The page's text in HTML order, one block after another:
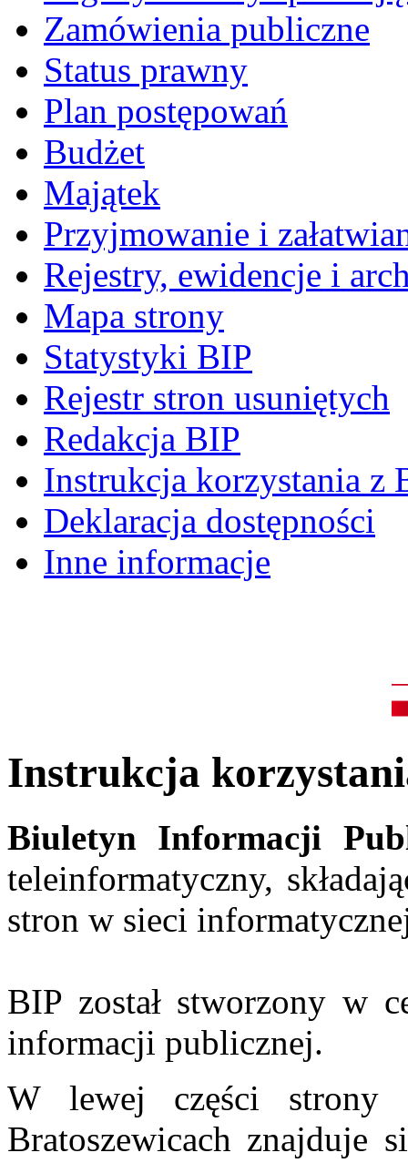
Zamówienia publiczne
Status prawny
Plan postępowań
Budżet
Majątek
Przyjmowanie i
Rejestry, ewidencje i
Mapa strony
Statystyki BIP
Rejestr stron usuniętych
Redakcja BIP
Instrukcja korzystania z
Deklaracja dostępności
Inne informacje
Instrukcja
Biuletyn Informacji
teleinformatyczny,
stron w sieci
BIP został stworzony w
informacji publicznej.
W lewej części strony
Bratoszewicach znajduje